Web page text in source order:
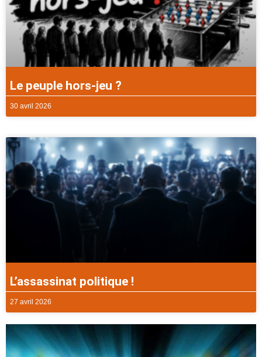
Le peuple hors-jeu ?
30 avril 2026
L’assassinat politique !
27 avril 2026